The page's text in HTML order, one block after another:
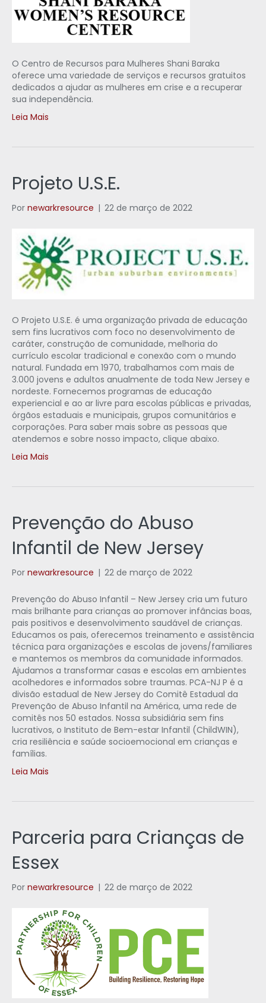
O Centro de Recursos para Mulheres Shani Baraka
oferece uma variedade de serviços e recursos gratuitos
dedicados a ajudar as mulheres em crise e a recuperar
sua independência.
Leia Mais
Projeto U.S.E.
Por newarkresource | 22 de março de 2022
O Projeto U.S.E. é uma organização privada de educação
sem fins lucrativos com foco no desenvolvimento de
caráter, construção de comunidade, melhoria do
currículo escolar tradicional e conexão com o mundo
natural. Fundada em 1970, trabalhamos com mais de
3.000 jovens e adultos anualmente de toda New Jersey e
nordeste. Fornecemos programas de educação
experiencial e ao ar livre para escolas públicas e privadas,
órgãos estaduais e municipais, grupos comunitários e
corporações. Para saber mais sobre as pessoas que
atendemos e sobre nosso impacto, clique abaixo.
Leia Mais
Prevenção do Abuso
Infantil de New Jersey
Por newarkresource | 22 de março de 2022
Prevenção do Abuso Infantil – New Jersey cria um futuro
mais brilhante para crianças ao promover infâncias boas,
pais positivos e desenvolvimento saudável de crianças.
Educamos os pais, oferecemos treinamento e assistência
técnica para organizações e escolas de jovens/familiares
e mantemos os membros da comunidade informados.
Ajudamos a transformar casas e escolas em ambientes
acolhedores e informados sobre traumas. PCA-NJ P é a
divisão estadual de New Jersey do Comitê Estadual da
Prevenção de Abuso Infantil na América, uma rede de
comitês nos 50 estados. Nossa subsidiária sem fins
lucrativos, o Instituto de Bem-estar Infantil (ChildWIN),
cria resiliência e saúde socioemocional em crianças e
famílias.
Leia Mais
Parceria para Crianças de
Essex
Por newarkresource | 22 de março de 2022